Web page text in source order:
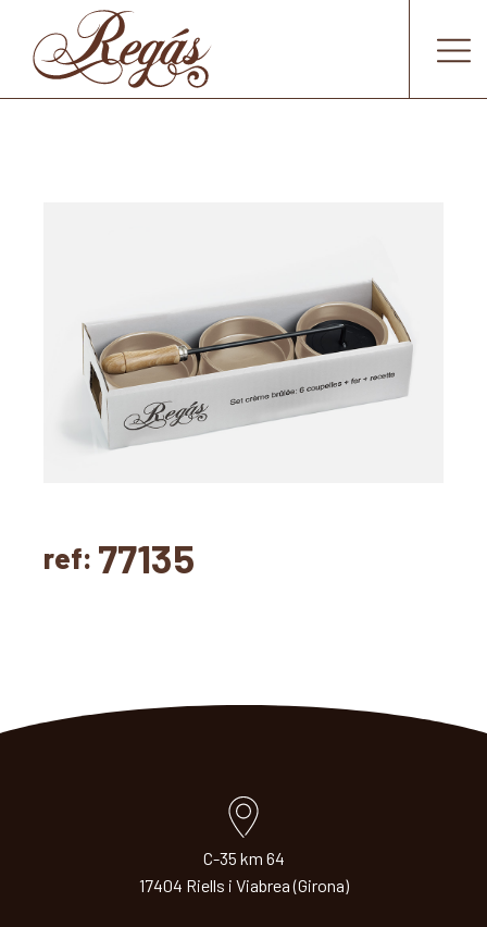
ref: 77135
C-35 km 64
17404 Riells i Viabrea (Girona)